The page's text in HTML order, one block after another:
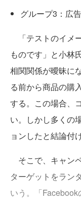
グループ3：広
「テストのイメ
ものです」と小林
相関関係が曖昧に
る前から商品の購
する。この場合、
い。しかし多くの
ョンしたと結論付
そこで、キャン
ターゲットをラン
いう。「